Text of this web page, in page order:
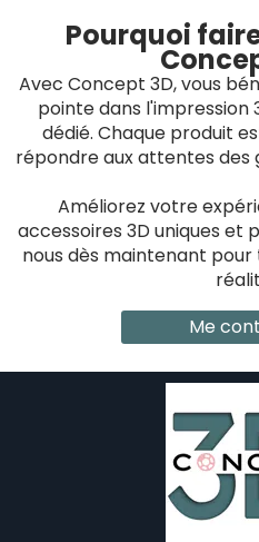
Pourquoi
Avec Concept 3D, vous
pointe dans l'impression
dédié. Chaque produit
répondre aux attentes des
Améliorez votre
accessoires 3D uniques et
nous dès maintenant
Me